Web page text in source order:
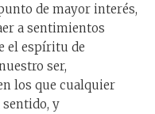
de mayor interés,
a sentimientos
el espíritu de
ser,
los que cualquier
y